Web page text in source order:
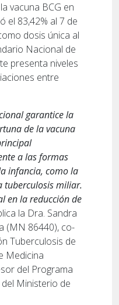
vacuna BCG en
el 83,42% al 7 de
dosis única al
Nacional de
presenta niveles
entre
garantice la
de la vacuna
a las formas
infancia, como la
tuberculosis miliar.
en la reducción de
la Dra. Sandra
(MN 86440), co-
Tuberculosis de
Medicina
del Programa
Ministerio de